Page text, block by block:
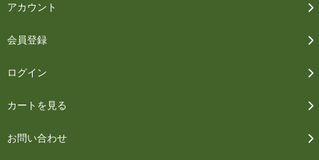
アカウント
会員登録
ログイン
カートを見る
お問い合わせ